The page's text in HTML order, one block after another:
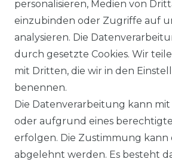
KONTAKT
ANFAHRT
WIDERRUFS­FORMULAR
HINWEISE ZUR
personalisieren, Medien von
einzubinden oder Zugriffe auf
analysieren. Die
durch gesetzte Cookies. Wir
mit Dritten, die wir in den
benennen.
Die Datenverarbeitung kann
oder aufgrund eines
erfolgen. Die Zustimmung
abgelehnt werden. Es besteht